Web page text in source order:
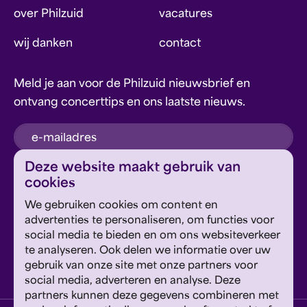
Deze website maakt gebruik van
cookies
We gebruiken cookies om content en
advertenties te personaliseren, om functies voor
social media te bieden en om ons websiteverkeer
te analyseren. Ook delen we informatie over uw
gebruik van onze site met onze partners voor
social media, adverteren en analyse. Deze
partners kunnen deze gegevens combineren met
over Philzuid vacatures
wij danken contact
Meld je aan voor de Philzuid nieuwsbrief en
ontvang concerttips en ons laatste nieuws.
inschrijven
Google's Privacyverklaring en Servicevoorwaarden
van toepassing.
Geef om Philzuid en steun ons!
steun ons